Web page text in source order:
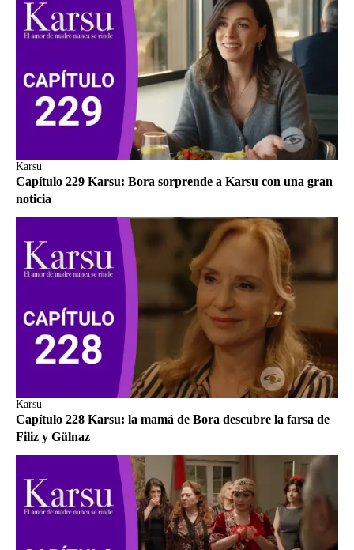
Karsu
Capítulo 229 Karsu: Bora sorprende a Karsu con una gran
noticia
Karsu
Capítulo 228 Karsu: la mamá de Bora descubre la farsa de
Filiz y Gülnaz